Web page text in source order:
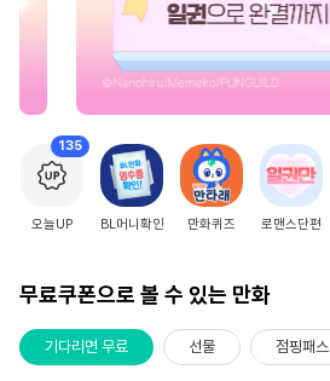
135
오늘UP BL머니확인 만화퀴즈 로맨스단편
무료쿠폰으로 볼 수 있는 만화
기다리면 무료 선물 점핑패스